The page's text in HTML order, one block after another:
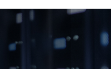
연구원 고객헌장
주요업무연락처